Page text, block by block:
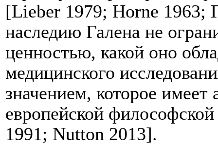
[Lieber 1979; Horne 1963;
наследию Галена не
ценностью, какой оно
медицинского
значением, которое имеет
европейской
1991; Nutton 2013].